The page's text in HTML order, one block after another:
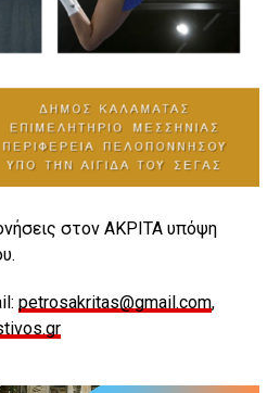
στον ΑΚΡΙΤΑ υπόψη
petrosakritas@gmail.com,